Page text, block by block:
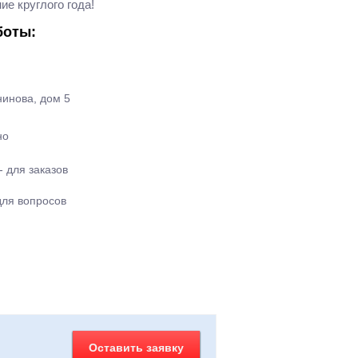
круглого года!
дом 5
для заказов
вопросов
Оставить заявку